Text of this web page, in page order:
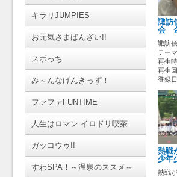
キラリJUMPIES
お元気さまばんざい!!
スポっち
み～んなげんきっず！
ファファFUNTIME
人生はロマン イロドリ喫茶
ガッコウゥ!!
すわSPA！～温泉のススメ～
諏訪
会
諏訪
テー
再生
再生
登録
熱戦
少年
熱戦